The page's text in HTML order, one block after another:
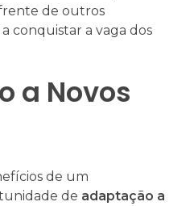
de outros
conquistar a vaga dos
a Novos
de um
de adaptação a